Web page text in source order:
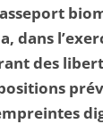
dans
des